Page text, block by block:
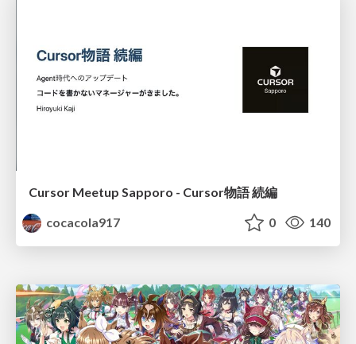
Cursor Meetup Sapporo - Cursor物語 続編
cocacola917
0 140